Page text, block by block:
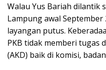
Walau Yus Bariah dilantik
Lampung awal
layangan putus.
PKB tidak memberi tugas
(AKD) baik di komisi,